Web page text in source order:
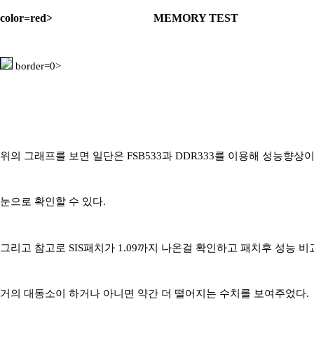
color=red> MEMORY TEST
border=0>
위의 그래프를 보면 일단은 FSB533과 DDR333를 이용해 성능향상
눈으로 확인할 수 있다.
그리고 참고로 SIS패치가 1.09까지 나온걸 확인하고 패치후 성능 비
거의 대동소이 하거나 아니면 약간 더 떨어지는 수치를 보여주었다.